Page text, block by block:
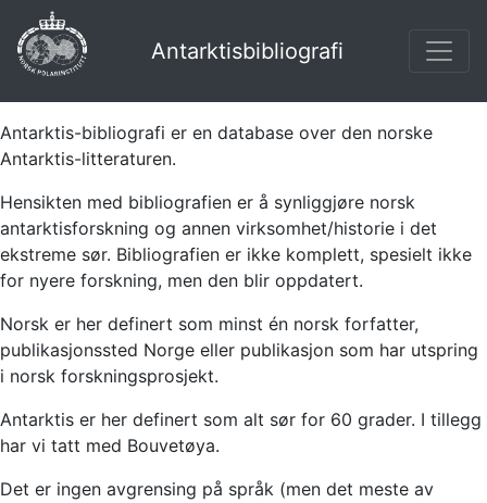
Antarktisbibliografi
Antarktis-bibliografi er en database over den norske
Antarktis-litteraturen.
Hensikten med bibliografien er å synliggjøre norsk
antarktisforskning og annen virksomhet/historie i det
ekstreme sør. Bibliografien er ikke komplett, spesielt ikke
for nyere forskning, men den blir oppdatert.
Norsk er her definert som minst én norsk forfatter,
publikasjonssted Norge eller publikasjon som har utspring
i norsk forskningsprosjekt.
Antarktis er her definert som alt sør for 60 grader. I tillegg
har vi tatt med Bouvetøya.
Det er ingen avgrensing på språk (men det meste av